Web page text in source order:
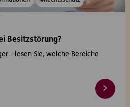
Besitzstörung?
- lesen Sie, welche Bereiche